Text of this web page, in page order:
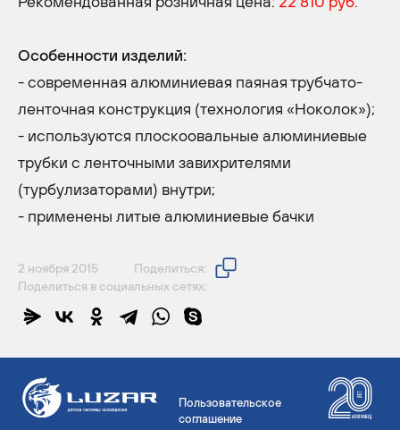
Особенности изделий:
- современная алюминиевая паяная трубчато-
ленточная конструкция (технология «Ноколок»);
- используются плоскоовальные алюминиевые
трубки с ленточными завихрителями
(турбулизаторами) внутри;
- применены литые алюминиевые бачки
2 ноября 2015
Поделиться:
Поделиться в социальных сетях:
Пользовательское
соглашение